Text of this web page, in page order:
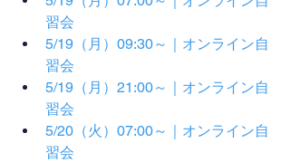
習会
5/19（月）09:30～｜オンライン自
習会
5/19（月）21:00～｜オンライン自
習会
5/20（火）07:00～｜オンライン自
習会